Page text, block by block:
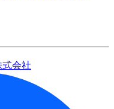
会社